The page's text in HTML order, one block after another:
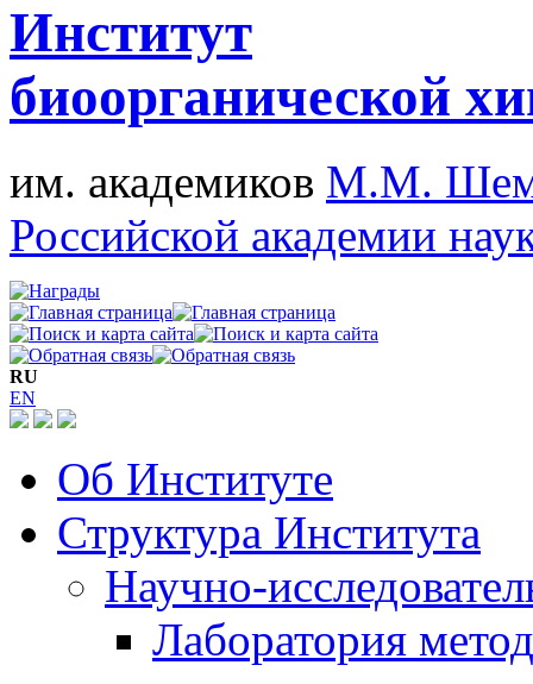
Институт
биоорганической
им. академиков М.М.
Российской академии
RU
EN
Об Институте
Структура Института
Научно-
Лаборатория